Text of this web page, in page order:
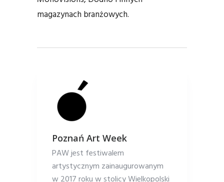
magazynach branżowych.
Poznań Art Week
PAW jest festiwalem
artystycznym zainaugurowanym